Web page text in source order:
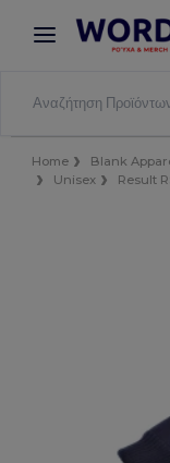
× Εφαρμογή
Καλύτερες
Home Blank
Unisex
Result